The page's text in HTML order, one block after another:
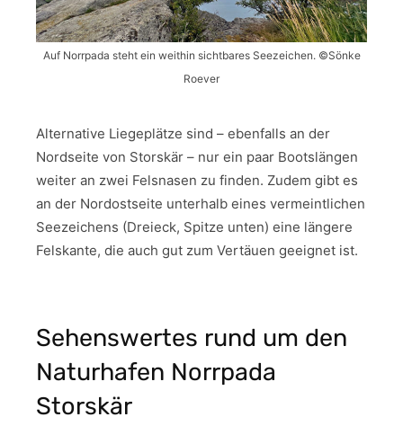
Auf Norrpada steht ein weithin sichtbares Seezeichen. ©Sönke
Roever
Alternative Liegeplätze sind – ebenfalls an der
Nordseite von Storskär – nur ein paar Bootslängen
weiter an zwei Felsnasen zu finden. Zudem gibt es
an der Nordostseite unterhalb eines vermeintlichen
Seezeichens (Dreieck, Spitze unten) eine längere
Felskante, die auch gut zum Vertäuen geeignet ist.
Sehenswertes rund um den
Naturhafen Norrpada
Storskär